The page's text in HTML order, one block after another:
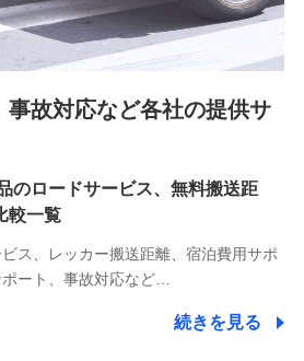
、営業情報の提供業務、契約締結手
、およびこれらに準ずる業務の遂行
するため
報
れらに準ずる業務の遂行のため
クラウド並びに法人向けASPサー
事故対応など各社の提供サ
のロードサービス、無料搬送距
較一覧
ス、レッカー搬送距離、宿泊費用サポ
ート、事故対応など…
続きを見る